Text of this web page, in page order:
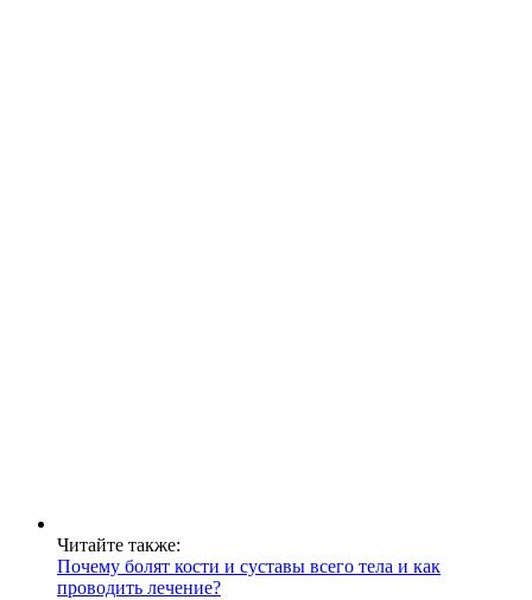
Читайте также:
Почему болят кости и суставы всего тела и как
проводить лечение?